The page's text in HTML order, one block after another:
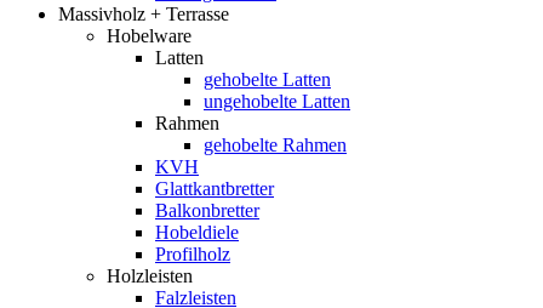
Massivholz + Terrasse
Hobelware
Latten
gehobelte Latten
ungehobelte Latten
Rahmen
gehobelte Rahmen
KVH
Glattkantbretter
Balkonbretter
Hobeldiele
Profilholz
Holzleisten
Falzleisten